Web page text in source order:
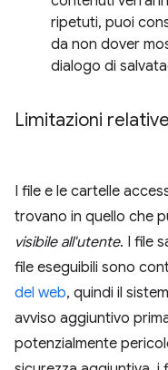
ripetuti, puoi
da non dover
dialogo di
Limitazioni
I file e le cartelle
trovano in quello che
visibile all'utente. I file
file eseguibili sono
del web, quindi il
avviso aggiuntivo
potenzialmente